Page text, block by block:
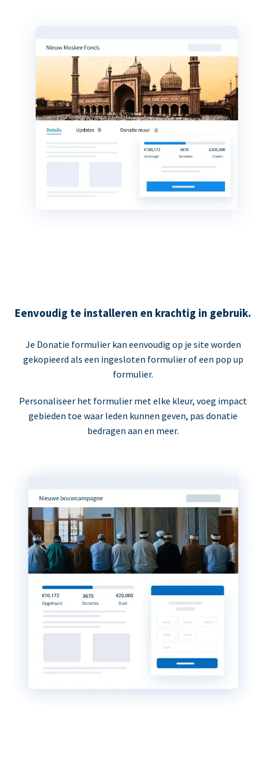
Eenvoudig te installeren en krachtig in gebruik.
Je Donatie formulier kan eenvoudig op je site worden
gekopieerd als een ingesloten formulier of een pop up
formulier.
Personaliseer het formulier met elke kleur, voeg impact
gebieden toe waar leden kunnen geven, pas donatie
bedragen aan en meer.